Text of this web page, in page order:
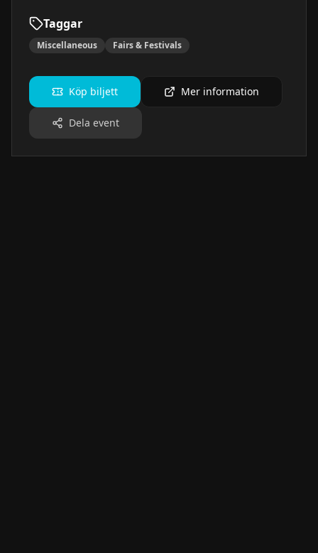
Taggar
Miscellaneous Fairs & Festivals
Köp biljett Mer information
Dela event